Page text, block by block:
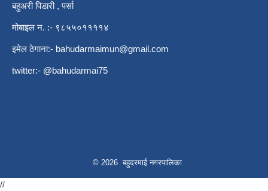
बहुअरी पिडारी , पर्सा
मोबाइल न. :- ९८५५०११११४
इमेल ठेगाना:- bahudarmaimun@gmail.com
twitter:- @bahudarmai75
© 2026 बहुदरमाई नगरपालिका
//